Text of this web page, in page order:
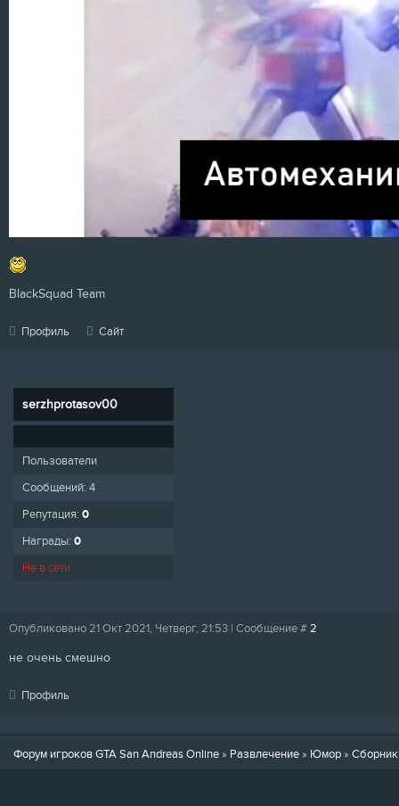
BlackSquad Team
Профиль Сайт
serzhprotasov00
Пользователи
Сообщений: 4
Репутация: 0
Награды: 0
Не в сети
Опубликовано 21 Окт 2021, Четверг, 21:53 | Сообщение #2
не очень смешно
Профиль
Форум игроков GTA San Andreas Online» Развлечение» Юмор»